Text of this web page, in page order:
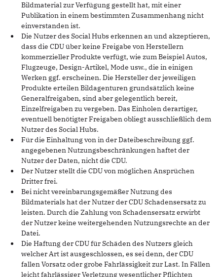
Bildmaterial zur Verfügung gestellt hat, mit einer
Publikation in einem bestimmten Zusammenhang nicht
einverstanden ist.
Die Nutzer des Social Hubs erkennen an und akzeptieren,
dass die CDU über keine Freigabe von Herstellern
kommerzieller Produkte verfügt, wie zum Beispiel Autos,
Flugzeuge, Design-Artikel, Mode usw., die in einigen
Werken ggf. erscheinen. Die Hersteller der jeweiligen
Produkte erteilen Bildagenturen grundsätzlich keine
Generalfreigaben, sind aber gelegentlich bereit,
Einzelfreigaben zu vergeben. Das Einholen derartiger,
eventuell benötigter Freigaben obliegt ausschließlich dem
Nutzer des Social Hubs.
Für die Einhaltung von in der Dateibeschreibung ggf.
angegebenen Nutzungsbeschränkungen haftet der
Nutzer der Daten, nicht die CDU.
Der Nutzer stellt die CDU von möglichen Ansprüchen
Dritter frei.
Bei nicht vereinbarungsgemäßer Nutzung des
Bildmaterials hat der Nutzer der CDU Schadensersatz zu
leisten. Durch die Zahlung von Schadensersatz erwirbt
der Nutzer keine weitergehenden Nutzungsrechte an der
Datei.
Die Haftung der CDU für Schäden des Nutzers gleich
welcher Art ist ausgeschlossen, es sei denn, der CDU
fallen Vorsatz oder grobe Fahrlässigkeit zur Last. In Fällen
leicht fahrlässiger Verletzung wesentlicher Pflichten